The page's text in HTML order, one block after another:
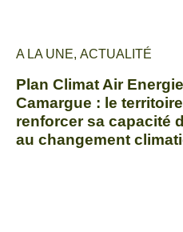
A LA UNE, ACTUALITÉ
Plan Climat Air
Camargue : le
renforcer sa capacité
au changement